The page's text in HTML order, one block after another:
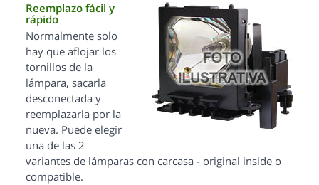
Reemplazo fácil y
rápido
Normalmente solo
hay que aflojar los
tornillos de la
lámpara, sacarla
desconectada y
reemplazarla por la
nueva. Puede elegir
una de las 2
variantes de lámparas con carcasa - original inside o
compatible.